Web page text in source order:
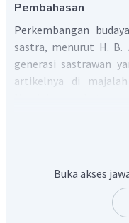
Pembahasan
Perkembangan
sastra, menurut H. B.
generasi sastrawan
artikelnya di
sastrawan yang
Taufiq Ismail, Umar
Dengan demikian,
Buka akses